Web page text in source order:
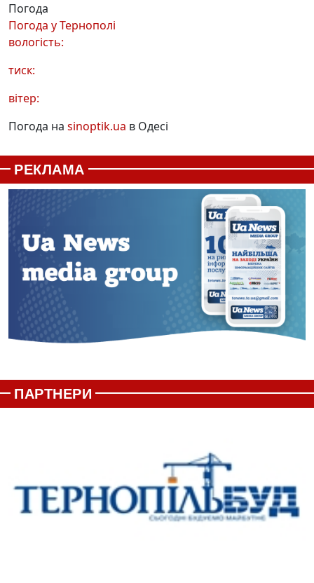
Погода
Погода уТернополі
вологість:
тиск:
вітер:
Погода на sinoptik.ua в Одесі
РЕКЛАМА
ПАРТНЕРИ